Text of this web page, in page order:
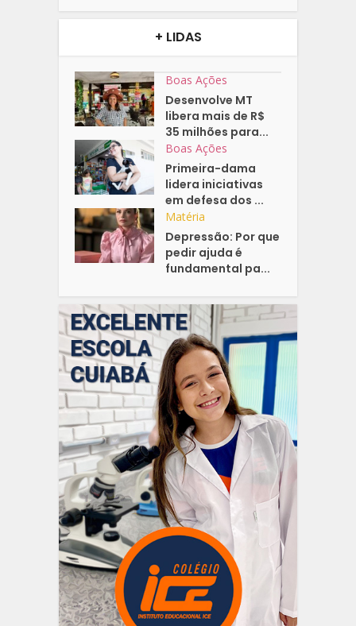
+ LIDAS
Boas Ações
Desenvolve MT
libera mais de R$
35 milhões para...
Boas Ações
Primeira-dama
lidera iniciativas
em defesa dos ...
Matéria
Depressão: Por que
pedir ajuda é
fundamental pa...